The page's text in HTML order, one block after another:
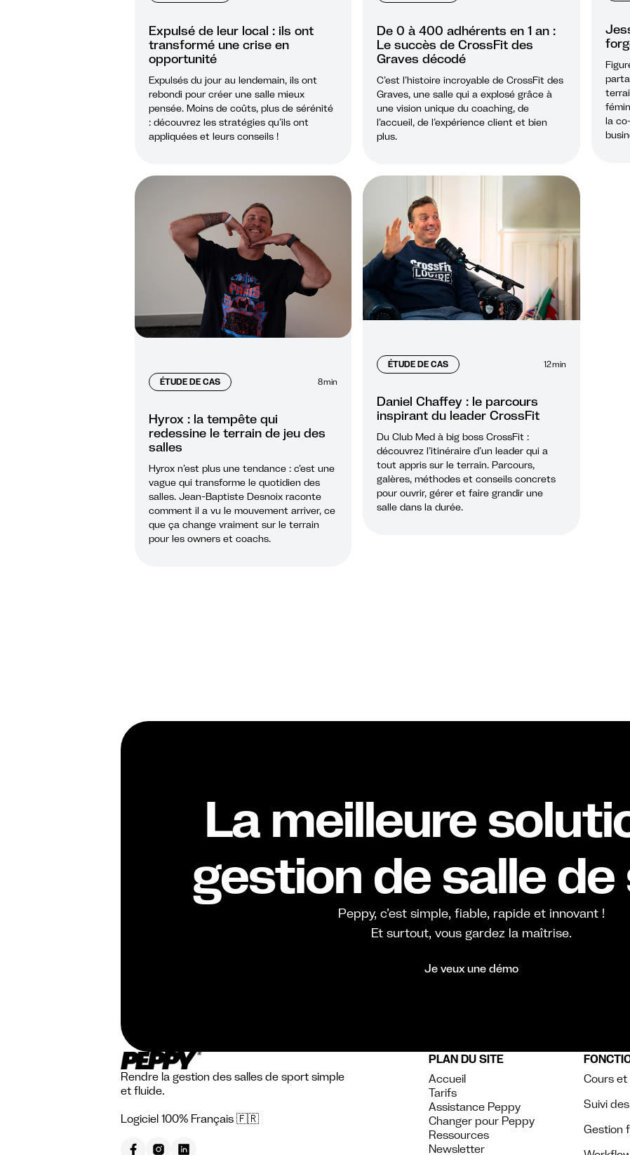
Expulsé de leur local : ils ont
transformé une crise en
opportunité
Expulsés du jour au lendemain, ils ont
rebondi pour créer une salle mieux
pensée. Moins de coûts, plus de sérénité
: découvrez les stratégies qu’ils ont
appliquées et leurs conseils !
De 0 à 400 adhérents en 1 an :
Le succès de CrossFit des
Graves décodé
C’est l’histoire incroyable de CrossFit des
Graves, une salle qui a explosé grâce à
une vision unique du coaching, de
l’accueil, de l’expérience client et bien
plus.
la
ÉTUDE DE CAS 8min
Hyrox : la tempête qui
redessine le terrain de jeu des
salles
Hyrox n’est plus une tendance : c’est une
vague qui transforme le quotidien des
salles. Jean-Baptiste Desnoix raconte
comment il a vu le mouvement arriver, ce
que ça change vraiment sur le terrain
pour les owners et coachs.
ÉTUDE DE CAS 12min
Daniel Chaffey : le parcours
inspirant du leader CrossFit
Du Club Med à big boss CrossFit :
découvrez l’itinéraire d’un leader qui a
tout appris sur le terrain. Parcours,
galères, méthodes et conseils concrets
pour ouvrir, gérer et faire grandir une
salle dans la durée.
La meilleure
gestion de salle
Peppy, c’est simple, fiable, rapide et innovant !
Et surtout, vous gardez la maîtrise.
Je veux une démo
Rendre la gestion des salles de sport simple
et fluide.
Logiciel 100% Français 🇫🇷
PLAN DU SITE
Accueil
Tarifs
Assistance Peppy
Changer pour Peppy
Ressources
Newsletter
Cours
Suivi
Gestion